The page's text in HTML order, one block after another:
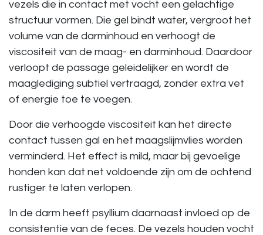
vezels die in contact met vocht een gelachtige
structuur vormen. Die gel bindt water, vergroot het
volume van de darminhoud en verhoogt de
viscositeit van de maag- en darminhoud. Daardoor
verloopt de passage geleidelijker en wordt de
maaglediging subtiel vertraagd, zonder extra vet
of energie toe te voegen.
Door die verhoogde viscositeit kan het directe
contact tussen gal en het maagslijmvlies worden
verminderd. Het effect is mild, maar bij gevoelige
honden kan dat net voldoende zijn om de ochtend
rustiger te laten verlopen.
In de darm heeft psyllium daarnaast invloed op de
consistentie van de feces. De vezels houden vocht